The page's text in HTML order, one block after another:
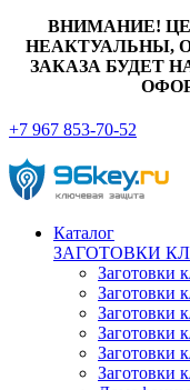
ВНИМАНИЕ!
НЕАКТУАЛЬНЫ,
ЗАКАЗА БУДЕТ
+7 967 853-70-52
Каталог
ЗАГОТОВКИ
Заготовки
Заготовки
Заготовки
Заготовки
Заготовки
Заготовки